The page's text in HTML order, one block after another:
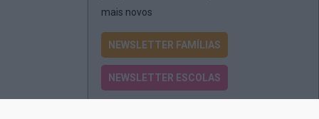
mais novos
NEWSLETTER FAMÍLIAS
NEWSLETTER ESCOLAS